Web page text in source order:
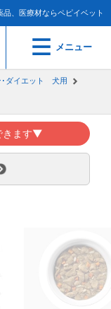
品、医療材ならペピイベット
メニュー
･ダイエット 犬用
きます▼